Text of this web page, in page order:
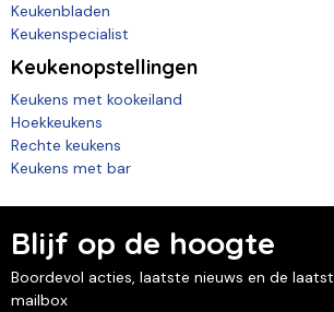
Keukenbladen
Keukenspecialist
Keukenopstellingen
Keukens met kookeiland
Hoekkeukens
Rechte keukens
Keukens met bar
Blijf op de hoogte
Boordevol acties, laatste nieuws en de
mailbox